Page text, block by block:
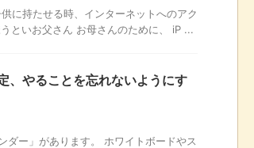
に持たせる時、インターネットへのアク
といお父さん お母さんのために、 iP ...
、やることを忘れないようにす
ダー」があります。 ホワイトボードやス